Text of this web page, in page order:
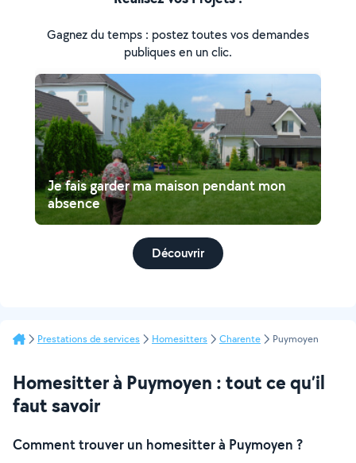
Gagnez du temps : postez toutes vos demandes
publiques en un clic.
Je fais garder ma maison pendant mon
absence
Découvrir
Prestations de services Homesitters Charente Puymoyen
Homesitter à Puymoyen : tout ce qu’il
faut savoir
Comment trouver un homesitter à Puymoyen ?